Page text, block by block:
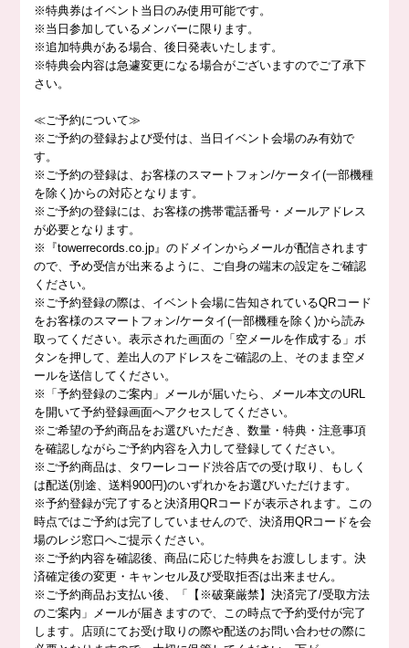
※特典券はイベント当日のみ使用可能です。
※当日参加しているメンバーに限ります。
※追加特典がある場合、後日発表いたします。
※特典会内容は急遽変更になる場合がございますのでご了承下
さい。
≪ご予約について≫
※ご予約の登録および受付は、当日イベント会場のみ有効で
す。
※ご予約の登録は、お客様のスマートフォン/ケータイ(一部機種
を除く)からの対応となります。
※ご予約の登録には、お客様の携帯電話番号・メールアドレス
が必要となります。
※『towerrecords.co.jp』のドメインからメールが配信されます
ので、予め受信が出来るように、ご自身の端末の設定をご確認
ください。
※ご予約登録の際は、イベント会場に告知されているQRコード
をお客様のスマートフォン/ケータイ(一部機種を除く)から読み
取ってください。表示された画面の「空メールを作成する」ボ
タンを押して、差出人のアドレスをご確認の上、そのまま空メ
ールを送信してください。
※「予約登録のご案内」メールが届いたら、メール本文のURL
を開いて予約登録画面へアクセスしてください。
※ご希望の予約商品をお選びいただき、数量・特典・注意事項
を確認しながらご予約内容を入力して登録してください。
※ご予約商品は、タワーレコード渋谷店での受け取り、もしく
は配送(別途、送料900円)のいずれかをお選びいただけます。
※予約登録が完了すると決済用QRコードが表示されます。この
時点ではご予約は完了していませんので、決済用QRコードを会
場のレジ窓口へご提示ください。
※ご予約内容を確認後、商品に応じた特典をお渡しします。決
済確定後の変更・キャンセル及び受取拒否は出来ません。
※ご予約商品お支払い後、「【※破棄厳禁】決済完了/受取方法
のご案内」メールが届きますので、この時点で予約受付が完了
します。店頭にてお受け取りの際や配送のお問い合わせの際に